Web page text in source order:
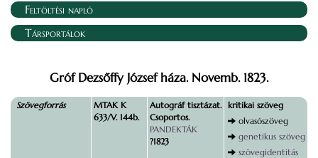
Feltöltési napló
Társportálok
Gróf Dezsőffy József háza. Novemb. 1823.
Szövegforrás
MTAK K
633/V. 144b.
Autográf tisztázat.
Csoportos.
PANDEKTÁK
?1823
kritikai szöveg
olvasószöveg
genetikus szöveg
szövegidentitás